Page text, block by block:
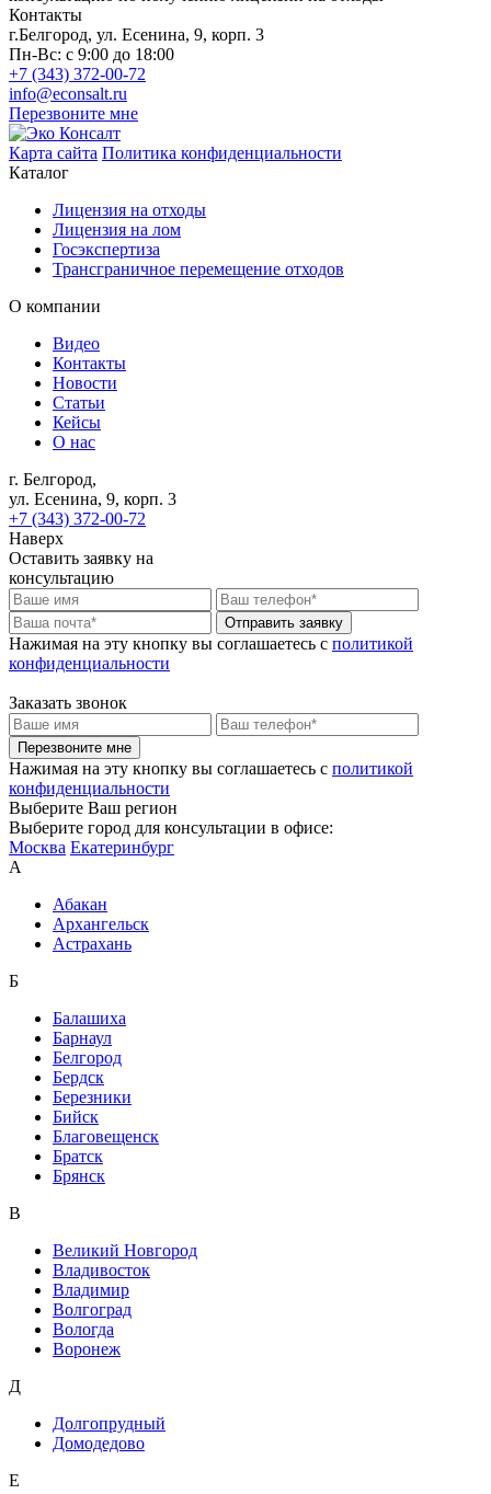
Контакты
г.Белгород, ул. Есенина, 9, корп. 3
Пн-Вс: с 9:00 до 18:00
+7 (343) 372-00-72
info@econsalt.ru
Перезвоните мне
Карта сайта Политика конфиденциальности
Каталог
Лицензия на отходы
Лицензия на лом
Госэкспертиза
Трансграничное перемещение отходов
О компании
Видео
Контакты
Новости
Статьи
Кейсы
О нас
г. Белгород,
ул. Есенина, 9, корп. 3
+7 (343) 372-00-72
Наверх
Оставить заявку на
консультацию
Отправить заявку
Нажимая на эту кнопку вы соглашаетесь c политикой
конфиденциальности
Заказать звонок
Перезвоните мне
Нажимая на эту кнопку вы соглашаетесь c политикой
конфиденциальности
Выберите Ваш регион
Выберите город для консультации в офисе:
Москва Екатеринбург
А
Абакан
Архангельск
Астрахань
Б
Балашиха
Барнаул
Белгород
Бердск
Березники
Бийск
Благовещенск
Братск
Брянск
В
Великий Новгород
Владивосток
Владимир
Волгоград
Вологда
Воронеж
Д
Долгопрудный
Домодедово
Е